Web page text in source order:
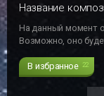
Название
На данный момент
Возможно, оно
В избранное 22